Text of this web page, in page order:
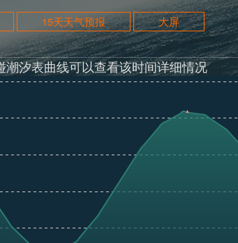
15天天气预报 大屏
潮汐表曲线可以查看该时间详细情况